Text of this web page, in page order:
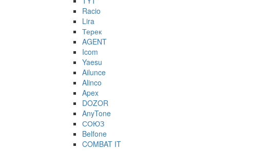
Racio
Lira
Терек
AGENT
Icom
Yaesu
Ailunce
Alinco
Apex
DOZOR
AnyTone
СОЮЗ
Belfone
COMBAT IT